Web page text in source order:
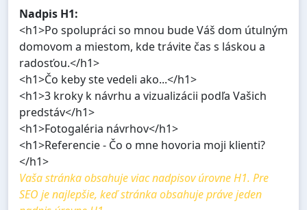
Nadpis H1:
<h1>Po spolupráci so mnou bude Váš dom útulným
domovom a miestom, kde trávite čas s láskou a
radosťou.</h1>
<h1>Čo keby ste vedeli ako...</h1>
<h1>3 kroky k návrhu a vizualizácii podľa Vašich
predstáv</h1>
<h1>Fotogaléria návrhov</h1>
<h1>Referencie - Čo o mne hovoria moji klienti?
</h1>
Vaša stránka obsahuje viac nadpisov úrovne H1. Pre
SEO je najlepšie, keď stránka obsahuje práve jeden